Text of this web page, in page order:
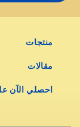
منتجات
مقالات
احصلي الآن